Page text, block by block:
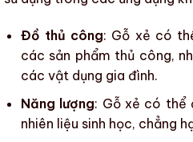
Đồ thủ công: Gỗ xẻ có
các sản phẩm thủ công,
các vật dụng gia đình.
Năng lượng: Gỗ xẻ có thể
nhiên liệu sinh học, chẳng